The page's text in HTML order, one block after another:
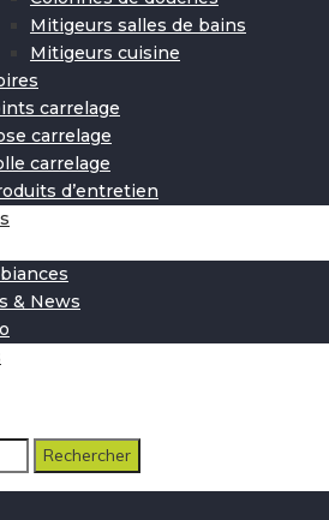
Mitigeurs salles de bains
Mitigeurs cuisine
carrelage
carrelage
carrelage
d’entretien
& News